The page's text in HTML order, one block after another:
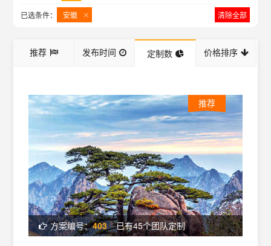
已选条件： 清除全部
安徽
推荐 发布时间 定制数 价格排序
方案编号：403 已有45个团队定制
推荐